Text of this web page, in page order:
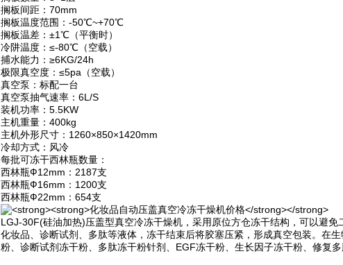
搁板间距：70mm
搁板温度范围：-50℃~+70℃
搁板温差：±1℃（平衡时）
冷阱温度：≤-80℃（空载）
捕水能力：≥6KG/24h
极限真空度：≤5pa（空载）
真空泵：标配一台
真空泵抽气速率：6L/S
装机功率：5.5KW
主机重量：400kg
主机外形尺寸：1260×850×1420mm
冷却方式：风冷
每批可冻干西林瓶数量：
西林瓶Ф12mm：2187支
西林瓶Ф16mm：1200支
西林瓶Ф22mm：654支
LGJ-30F(硅油加热)压盖型真空冷冻干燥机，采用原位方仓冻干结构，可以避
化妆品、诊断试剂、多肽等液体，冻干结束后将胶塞压紧，形成真空包装。在
粉、诊断试剂冻干粉、多肽冻干粉针剂、EGF冻干粉、生长因子冻干粉、修复多